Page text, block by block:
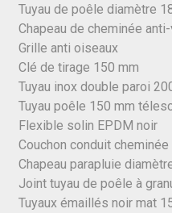
Tuyau de poêle diamètre
Chapeau de cheminée
Grille anti oiseaux
Clé de tirage 150 mm
Tuyau inox double paroi
Tuyau poêle 150 mm
Flexible solin EPDM noir
Couchon conduit cheminée
Chapeau parapluie
Joint tuyau de poêle à
Tuyaux émaillés noir mat